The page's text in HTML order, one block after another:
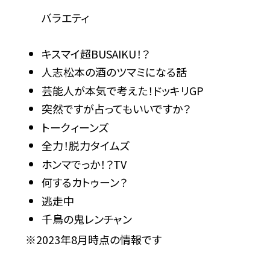
バラエティ
キスマイ超BUSAIKU！？
人志松本の酒のツマミになる話
芸能人が本気で考えた！ドッキリGP
突然ですが占ってもいいですか？
トークィーンズ
全力！脱力タイムズ
ホンマでっか！？TV
何するカトゥーン？
逃走中
千鳥の鬼レンチャン
※2023年8月時点の情報です